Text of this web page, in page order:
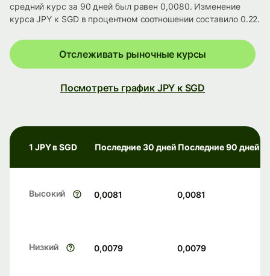
средний курс за 90 дней был равен 0,0080. Изменение
курса JPY к SGD в процентном соотношении составило 0.22.
Отслеживать рыночные курсы
Посмотреть график JPY к SGD
1 JPY в SGD Последние 30 дней Последние 90 дней
Высокий 0,0081 0,0081
Низкий 0,0079 0,0079